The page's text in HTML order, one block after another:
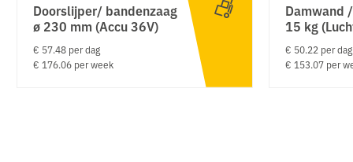
Doorslijper/ bandenzaag
ø 230 mm (Accu 36V)
€ 57.48 per dag
€ 176.06 per week
Damwand
15 kg
€ 50.22 per dag
€ 153.07 per